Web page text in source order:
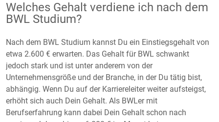
Welches Gehalt verdiene ich nach dem
BWL Studium?
Nach dem BWL Studium kannst Du ein Einstiegsgehalt von
etwa 2.600 € erwarten. Das Gehalt für BWL schwankt
jedoch stark und ist unter anderem von der
Unternehmensgröße und der Branche, in der Du tätig bist,
abhängig. Wenn Du auf der Karriereleiter weiter aufsteigst,
erhöht sich auch Dein Gehalt. Als BWLer mit
Berufserfahrung kann dabei Dein Gehalt schon nach